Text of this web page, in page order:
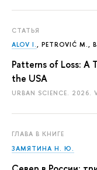
СТАТЬЯ
ALOV I., PETROVIĆ M.,
Patterns of Loss: A
the USA
URBAN SCIENCE.
ГЛАВА В КНИГЕ
ЗАМЯТИНА Н. Ю.